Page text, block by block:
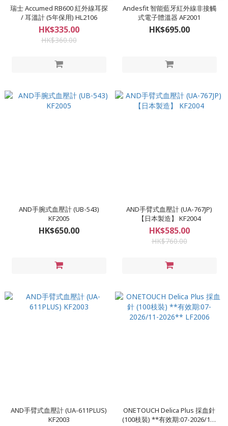
瑞士 Accumed RB600 紅外線耳探
/ 耳溫計 (5年保用) HL2106
HK$335.00
HK$360.00
Andesfit 智能藍牙紅外線非接觸
式電子體溫器 AF2001
HK$695.00
AND手腕式血壓計 (UB-543)
KF2005
HK$650.00
AND手臂式血壓計 (UA-767JP)
【日本製造】 KF2004
HK$585.00
HK$760.00
AND手臂式血壓計 (UA-611PLUS)
KF2003
ONETOUCH Delica Plus 採血針
(100枝裝) **有效期:07-2026/11-